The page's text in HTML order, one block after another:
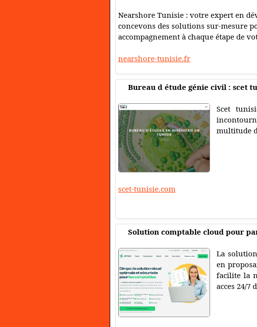
Nearshore Tunisie : votre expert en
concevons des solutions sur-mesure
accompagnement à chaque étape de
nearshore-tunisie.fr
Bureau d étude génie civil : scet
Scet
multitude
scet-tunisie.com
Solution comptable cloud pour
La
en
facilite la
acces 24/7